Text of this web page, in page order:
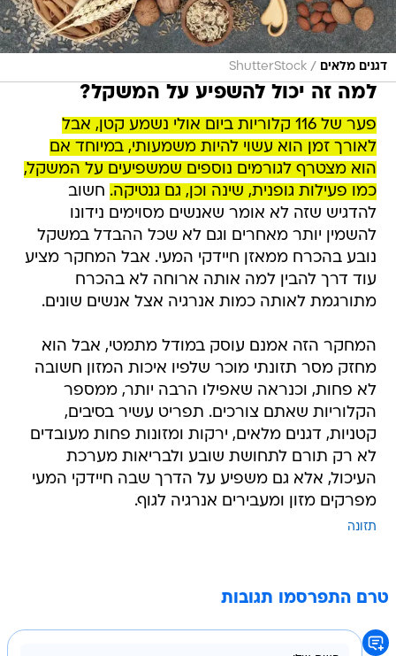
דגנים מלאים /
ShutterStock
למה זה יכול להשפיע על המשקל?
פער של 116 קלוריות ביום אולי נשמע קטן, אבל
לאורך זמן הוא עשוי להיות משמעותי, במיוחד אם
הוא מצטרף לגורמים נוספים שמשפיעים על המשקל,
כמו פעילות גופנית, שינה וכן, גם גנטיקה. חשוב
להדגיש שזה לא אומר שאנשים מסוימים נידונו
להשמין יותר מאחרים וגם לא שכל ההבדל במשקל
נובע בהכרח ממאזן חיידקי המעי. אבל המחקר מציע
עוד דרך להבין למה אותה ארוחה לא בהכרח
מתורגמת לאותה כמות אנרגיה אצל אנשים שונים.
המחקר הזה אמנם עוסק במודל מתמטי, אבל הוא
מחזק מסר תזונתי מוכר שלפיו איכות המזון חשובה
לא פחות, וכנראה שאפילו הרבה יותר, ממספר
הקלוריות שאתם צורכים. תפריט עשיר בסיבים,
קטניות, דגנים מלאים, ירקות ומזונות פחות מעובדים
לא רק תורם לתחושת שובע ולבריאות מערכת
העיכול, אלא גם משפיע על הדרך שבה חיידקי המעי
מפרקים מזון ומעבירים אנרגיה לגוף.
תזונה
טרם התפרסמו תגובות